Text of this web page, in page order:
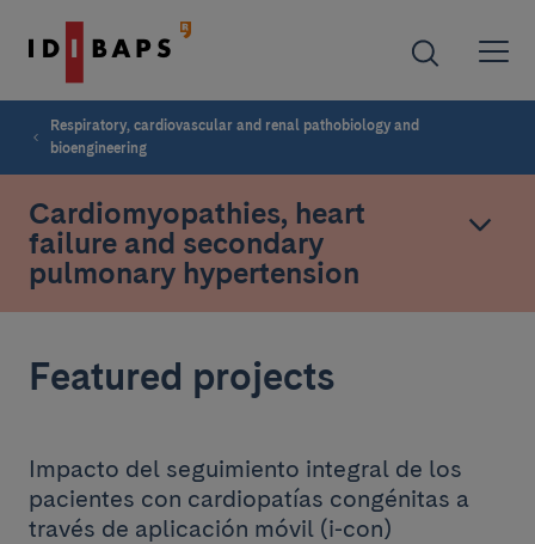
Respiratory, cardiovascular and renal pathobiology and
bioengineering
Cardiomyopathies, heart
failure and secondary
pulmonary hypertension
Featured projects
Impacto del seguimiento integral de los
pacientes con cardiopatías congénitas a
través de aplicación móvil (i-con)